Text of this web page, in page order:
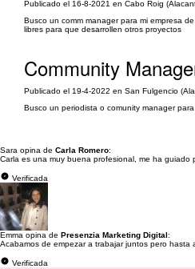
Publicado el 16-8-2021 en Cabo Roig
Busco un comm manager para mi empresa
libres para que desarrollen otros proyectos
Community
Publicado el 19-4-2022 en San Fulgencio
Busco un periodista o comunity manager
Sara opina de Carla Romero:
Carla es una muy buena profesional, me ha guiado
Verificada
Emma opina de Presenzia Marketing Digital:
Acabamos de empezar a trabajar juntos pero hasta
Verificada